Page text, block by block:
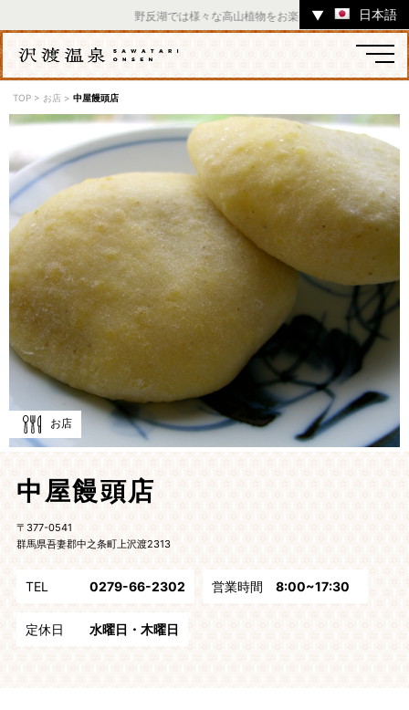
野反湖では様々な高山植物をお楽しみいただけます。
▼ 日本語
温泉 お店 スポット
体験 イベント ツアー
中之条町その他のエリア
TOP > お店 >中屋饅頭店
お店
中屋饅頭店
〒377-0541
群馬県吾妻郡中之条町上沢渡2313
TEL 0279-66-2302 営業時間 8:00~17:30
定休日 水曜日・木曜日